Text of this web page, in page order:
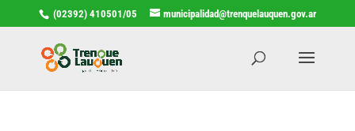
(02392) 410501/05 municipalidad@trenquelauquen.gov.ar